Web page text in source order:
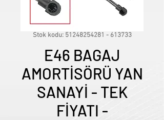
Stok kodu: 51248254281 - 613733
E46 BAGAJ
AMORTİSÖRÜ YAN
SANAYİ - TEK
FİYATI -